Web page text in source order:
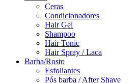
Ceras
Condicionadores
Hair Gel
Shampoo
Hair Tonic
Hair Spray / Laca
Barba/Rosto
Esfoliantes
Pós barba / After Shave